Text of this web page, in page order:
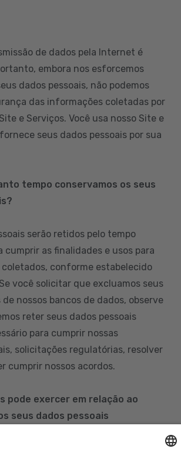
de dados pela Internet é
embora nos esforcemos
dados pessoais, não podemos
das informações coletadas por
e Serviços. Você usa nosso Site e
seus dados pessoais por sua
tempo conservamos os seus
serão retidos pelo tempo
cumprir as finalidades e usos para
conforme estabelecido
você solicitar que excluamos seus
de nossos bancos de dados, observe
reter seus dados pessoais
para cumprir nossas
solicitações regulatórias, resolver
cumprir nossos acordos.
pode exercer em relação ao
seus dados pessoais